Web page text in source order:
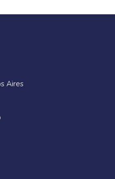
Aires